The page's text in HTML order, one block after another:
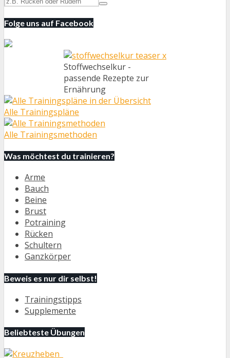
Folge uns auf Facebook
Stoffwechselkur -
passende Rezepte zur
Ernährung
Alle Trainingspläne
Alle Trainingsmethoden
Was möchtest du trainieren?
Arme
Bauch
Beine
Brust
Potraining
Rücken
Schultern
Ganzkörper
Beweis es nur dir selbst!
Trainingstipps
Supplemente
Beliebteste Übungen